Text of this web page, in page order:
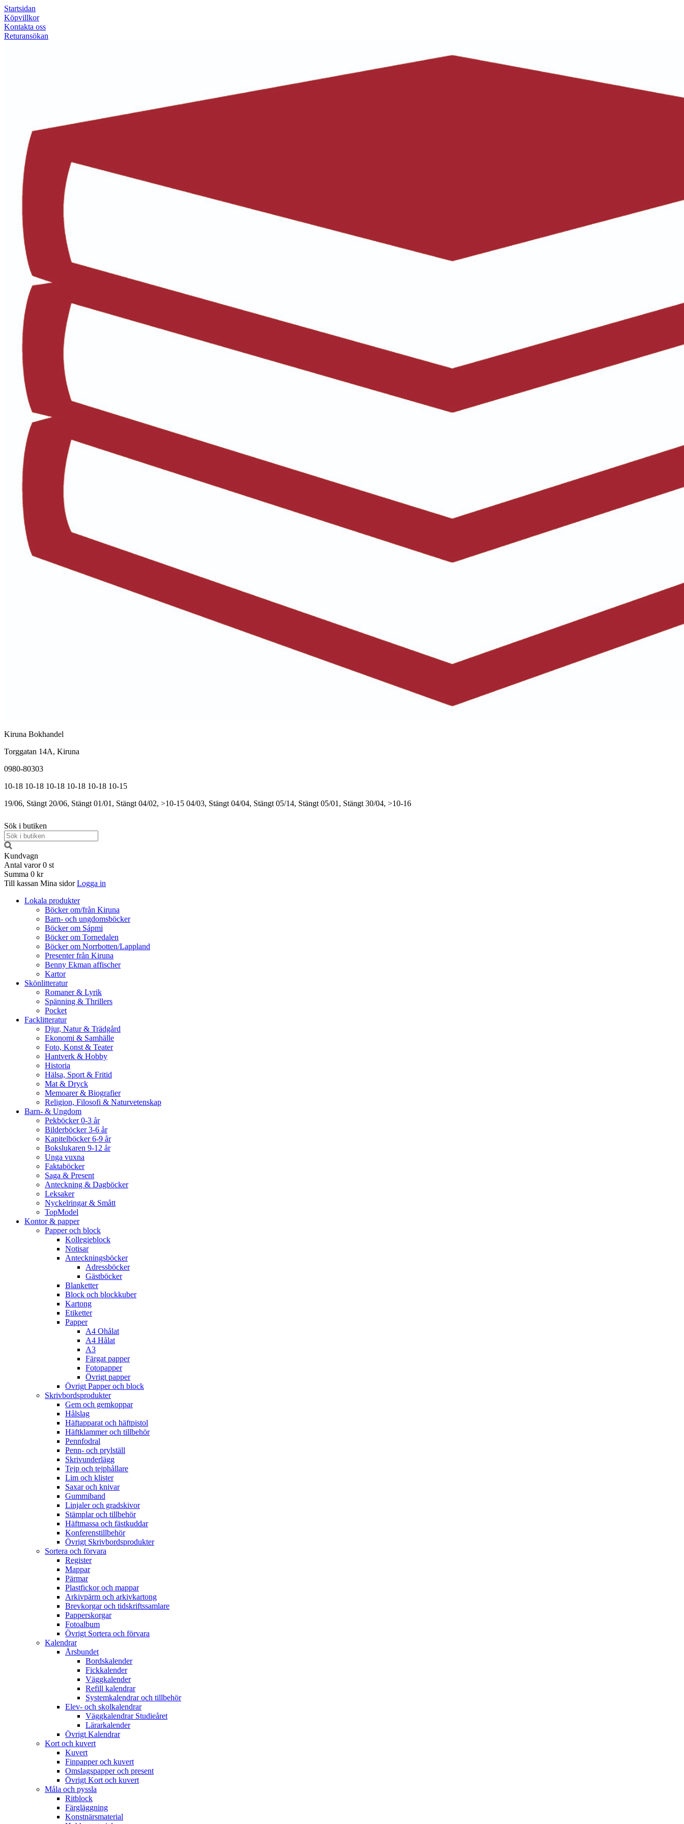
Startsidan
Köpvillkor
Kontakta oss
Returansökan
Kiruna Bokhandel
Torggatan 14A, Kiruna
0980-80303
10-18 10-18 10-18 10-18 10-18 10-15
19/06, Stängt 20/06, Stängt 01/01, Stängt 04/02, >10-15 04/03, Stängt 04/04, Stängt 05/14, Stängt 05/01, Stängt 30/04, >10-16
Sök i butiken
Kundvagn
Antal varor 0 st
Summa 0 kr
Till kassan Mina sidor Logga in
Lokala produkter
Böcker om/från Kiruna
Barn- och ungdomsböcker
Böcker om Sápmi
Böcker om Tornedalen
Böcker om Norrbotten/Lappland
Presenter från Kiruna
Benny Ekman affischer
Kartor
Skönlitteratur
Romaner & Lyrik
Spänning & Thrillers
Pocket
Facklitteratur
Djur, Natur & Trädgård
Ekonomi & Samhälle
Foto, Konst & Teater
Hantverk & Hobby
Historia
Hälsa, Sport & Fritid
Mat & Dryck
Memoarer & Biografier
Religion, Filosofi & Naturvetenskap
Barn- & Ungdom
Pekböcker 0-3 år
Bilderböcker 3-6 år
Kapitelböcker 6-9 år
Bokslukaren 9-12 år
Unga vuxna
Faktaböcker
Saga & Present
Anteckning & Dagböcker
Leksaker
Nyckelringar & Smått
TopModel
Kontor & papper
Papper och block
Kollegieblock
Notisar
Anteckningsböcker
Adressböcker
Gästböcker
Blanketter
Block och blockkuber
Kartong
Etiketter
Papper
A4 Ohålat
A4 Hålat
A3
Färgat papper
Fotopapper
Övrigt papper
Övrigt Papper och block
Skrivbordsprodukter
Gem och gemkoppar
Hålslag
Häftapparat och häftpistol
Häftklammer och tillbehör
Pennfodral
Penn- och prylställ
Skrivunderlägg
Tejp och tejphållare
Lim och klister
Saxar och knivar
Gummiband
Linjaler och gradskivor
Stämplar och tillbehör
Häftmassa och fästkuddar
Konferenstillbehör
Övrigt Skrivbordsprodukter
Sortera och förvara
Register
Mappar
Pärmar
Plastfickor och mappar
Arkivpärm och arkivkartong
Brevkorgar och tidskriftssamlare
Papperskorgar
Fotoalbum
Övrigt Sortera och förvara
Kalendrar
Årsbundet
Bordskalender
Fickkalender
Väggkalender
Refill kalendrar
Systemkalendrar och tillbehör
Elev- och skolkalendrar
Väggkalendrar Studieåret
Lärarkalender
Övrigt Kalendrar
Kort och kuvert
Kuvert
Finpapper och kuvert
Omslagspapper och present
Övrigt Kort och kuvert
Måla och pyssla
Ritblock
Färgläggning
Konstnärsmaterial